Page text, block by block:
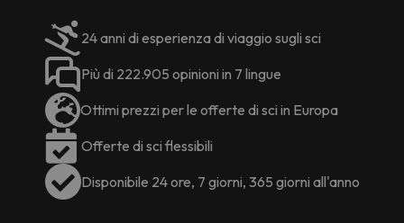
24 anni di esperienza di viaggio sugli sci
Più di 222.905 opinioni in 7 lingue
Ottimi prezzi per le offerte di sci in Europa
Offerte di sci flessibili
Disponibile 24 ore, 7 giorni, 365 giorni all'anno